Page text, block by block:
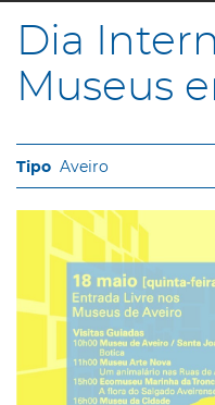
Dia
Museus
Aveiro